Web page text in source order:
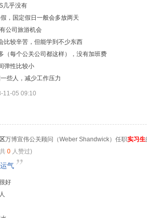
几乎没有
，国定假日一般会多放两天
公司旅游机会
比较辛苦，但能学到不少东西
（每个公关公司都这样），没有加班费
弹性比较小
些人，减少工作压力
11-05 09:10
万博宣伟公关顾问（Weber Shandwick）任职实习生
0 人赞过)
气
好